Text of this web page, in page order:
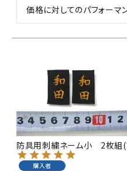
価格に対してのパフォーマ
防具用刺繍ネーム小 2枚組(
購入者